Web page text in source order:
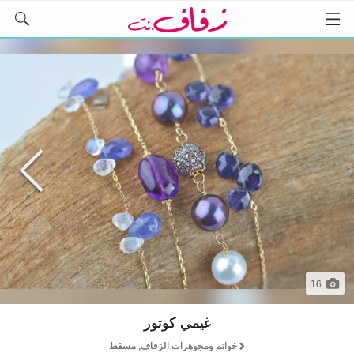
16
غيمي كوتور
خواتم ومجوهرات الزفاف, مسقط